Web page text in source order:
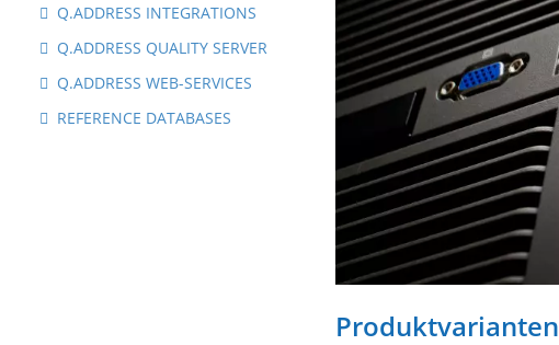
Q.ADDRESS INTEGRATIONS
Q.ADDRESS QUALITY SERVER
Q.ADDRESS WEB-SERVICES
REFERENCE DATABASES
Produktvarianten